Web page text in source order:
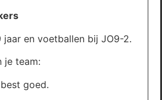
en voetballen bij JO9-2.
je team:
goed.